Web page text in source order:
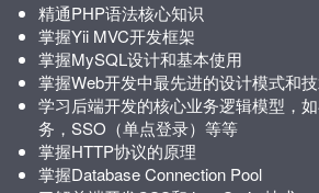
精通PHP语法核心知识
掌握Yii MVC开发框架
掌握MySQL设计和基本使用
掌握Web开发中最先进的设计模式和
学习后端开发的核心业务逻辑模型，
务，SSO（单点登录）等等
掌握HTTP协议的原理
掌握Database Connection Pool